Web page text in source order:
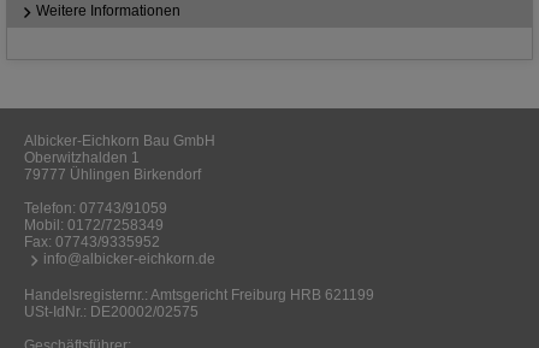
Weitere Informationen
Albicker-Eichkorn Bau GmbH
Oberwitzhalden 1
79777 Ühlingen Birkendorf
Telefon: 07743/91059
Mobil: 0172/7258349
Fax: 07743/9335952
info@albicker-eichkorn.de
Handelsregisternr.: Amtsgericht Freiburg HRB 621199
USt-IdNr.: DE20002/02575